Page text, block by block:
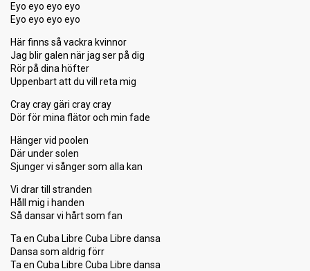
Eyo eyo eyo eyo
Eyo eyo eyo eyo
Här finns så vackra kvinnor
Jag blir galen när jag ser på dig
Rör på dina höfter
Uppenbart att du vill reta mig
Cray cray gäri cray cray
Dör för mina flätor och min fade
Hänger vid poolen
Där under solen
Sjunger vi sånger som alla kan
Vi drar till stranden
Håll mig i handen
Så dansar vi hårt som fan
Ta en Cuba Libre Cuba Libre dansa
Dansa som aldrig förr
Ta en Cuba Libre Cuba Libre dansa